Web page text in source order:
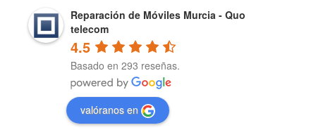
Reparación de Móviles Murcia - Quo
telecom
4.5
Basado en 293 reseñas.
valóranos en